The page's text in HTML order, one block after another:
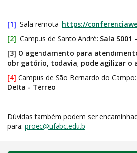
[1] Sala remota: https://
[2] Campus de Santo André: Sala S001
[3] O agendamento para
obrigatório, todavia, pode agilizar o
[4] Campus de São Bernardo do Campo:
Delta - Térreo
Dúvidas também podem ser
para: proec@ufabc.edu.b